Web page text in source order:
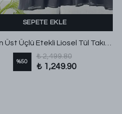
SEPETE EKLE
Uçuşan Üst Üçlü Etekli Liosel Tül Takım Siyah
%50
₺ 2,499.80
₺ 1,249.90